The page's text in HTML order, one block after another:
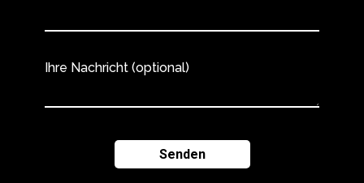
Ihre Nachricht (optional)